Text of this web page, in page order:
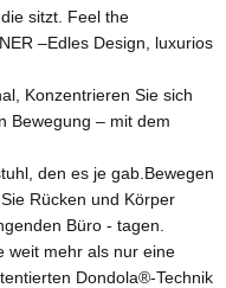
sitzt. Feel the
–Edles Design, luxurios
Konzentrieren Sie sich
Bewegung – mit dem
den es je gab.Bewegen
Rücken und Körper
Büro - tagen.
weit mehr als nur eine
Dondola®-Technik